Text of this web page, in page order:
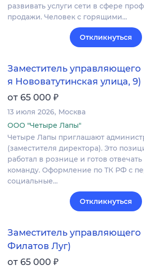
развивать услуги сети в сфере
продажи. Человек с горящими…
Откликнуться
Заместитель управляющего
я Нововатутинская улица, 9)
от 65 000 ₽
13 июля 2026 Москва
ООО "Четыре Лапы"
Четыре Лапы приглашают
(заместителя директора). Это
работал в рознице и готов
команду. Оформление по ТК РФ с
социальные…
Откликнуться
Заместитель
Филатов Луг)
от 65 000 ₽